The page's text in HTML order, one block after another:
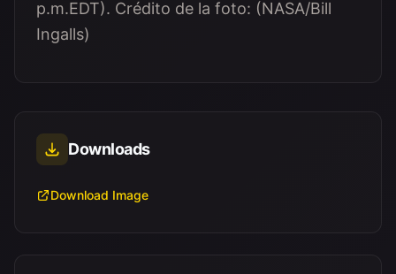
p.m.EDT). Crédito de la foto: (NASA/Bill
Ingalls)
Downloads
Download Image